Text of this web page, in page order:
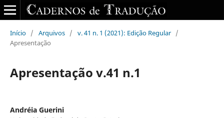
Início / Arquivos / v. 41 n. 1 (2021): Edição Regular /
Apresentação
Apresentação v.41 n.1
Andréia Guerini